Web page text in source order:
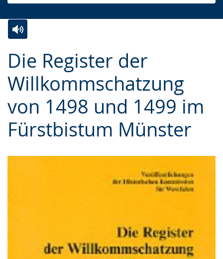
Die Register der
Willkommschatzung
von 1498 und 1499 im
Fürstbistum Münster
Leichten
Sprache
wechseln.
Audio-
Unterstützung.
Video
in
Deutscher
Gebärdensprache
angezeigt.